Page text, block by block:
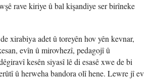
rave kiriye û bal kişandiye ser birîneke
xirabiya adet û toreyên hov yên kevnar,
evîn û mirovhezî, pedagojî û
kesên siyasî lê di esasê xwe de bi
û herweha bandora olî hene. Lewre jî ev